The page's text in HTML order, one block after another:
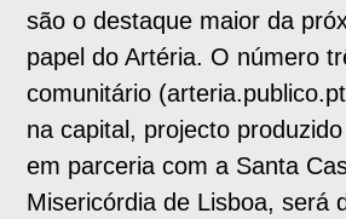
são o destaque maior da
papel do Artéria. O número
comunitário
na capital, projecto
em parceria com a Santa
Misericórdia de Lisboa, será